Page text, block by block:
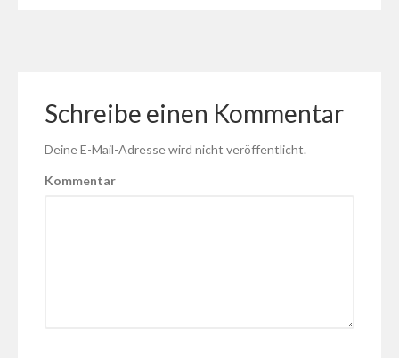
Schreibe einen Kommentar
Deine E-Mail-Adresse wird nicht veröffentlicht.
Kommentar